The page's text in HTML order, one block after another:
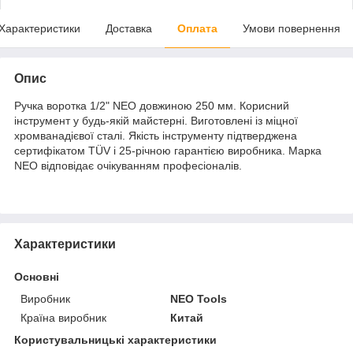
Доставка Оплата Умови повернення
Опис
Ручка воротка 1/2" NEO довжиною 250 мм. Корисний
інструмент у будь-якій майстерні. Виготовлені із міцної
хромванадієвої сталі. Якість інструменту підтверджена
сертифікатом TÜV і 25-річною гарантією виробника. Марка
NEO відповідає очікуванням професіоналів.
Характеристики
Основні
Виробник
NEO Tools
Країна виробник
Китай
Користувальницькі характеристики